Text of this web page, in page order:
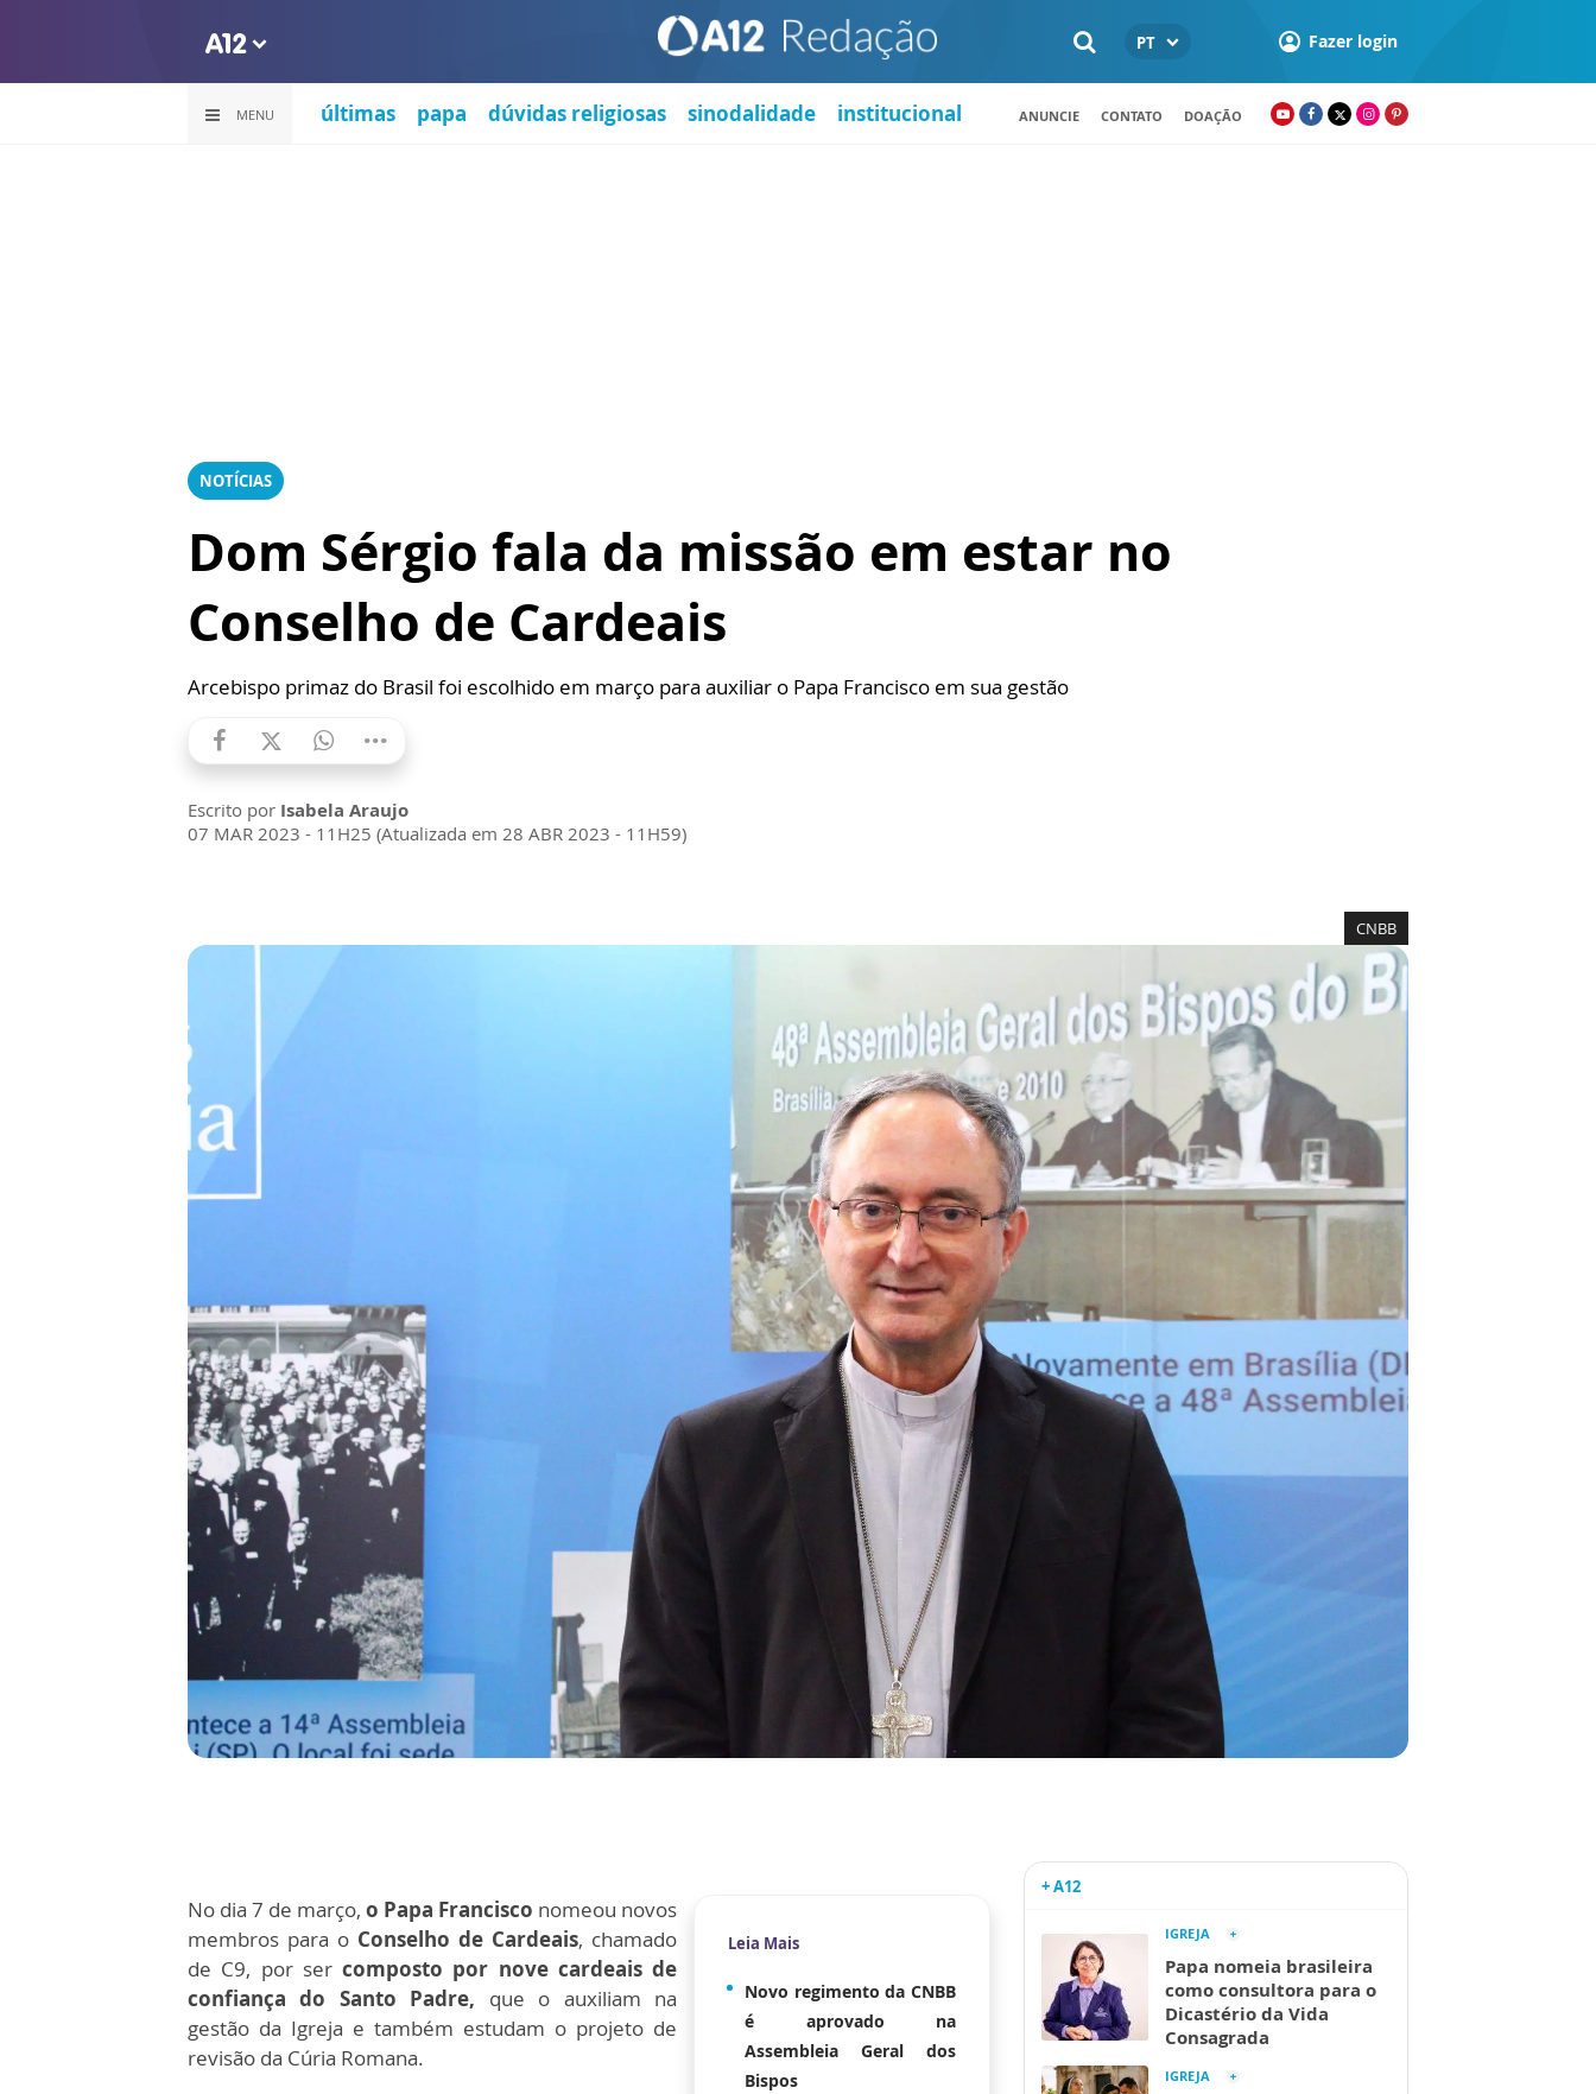
PT Fazer login
MENU últimas papa dúvidas religiosas sinodalidade institucional ANUNCIE CONTATO DOAÇÃO
NOTÍCIAS
Dom Sérgio fala da missão em estar no
Conselho de Cardeais
Arcebispo primaz do Brasil foi escolhido em março para auxiliar o Papa Francisco em sua gestão
Escrito por Isabela Araujo
07 MAR 2023 - 11H25 (Atualizada em 28 ABR 2023 - 11H59)
CNBB
Leia Mais
Novo regimento da CNBB
é aprovado na
Assembleia Geral dos
Bispos
No dia 7 de março, o Papa Francisco nomeou novos
membros para o Conselho de Cardeais, chamado
de C9, por ser composto por nove cardeais de
confiança do Santo Padre, que o auxiliam na
gestão da Igreja e também estudam o projeto de
revisão da Cúria Romana.
+ A12
IGREJA
Papa nomeia brasileira
como consultora para o
Dicastério da Vida
Consagrada
IGREJA